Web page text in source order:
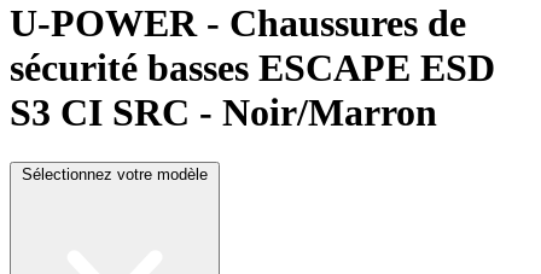
U-POWER - Chaussures de
sécurité basses ESCAPE ESD
S3 CI SRC - Noir/Marron
Sélectionnez votre modèle